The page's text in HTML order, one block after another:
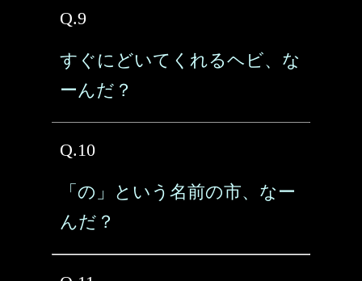
Q.9
すぐにどいてくれるヘビ、な
ーんだ？
Q.10
「の」という名前の市、なー
んだ？